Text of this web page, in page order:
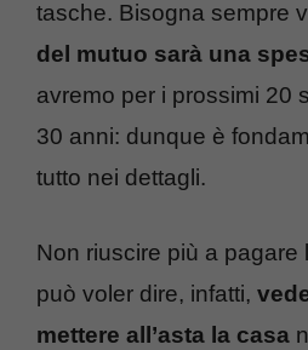
tasche. Bisogna sempre
del mutuo sarà una
avremo per i prossimi 20
30 anni: dunque è
tutto nei dettagli.
Non riuscire più a pagare
può voler dire, infatti,
mettere all’asta la casa